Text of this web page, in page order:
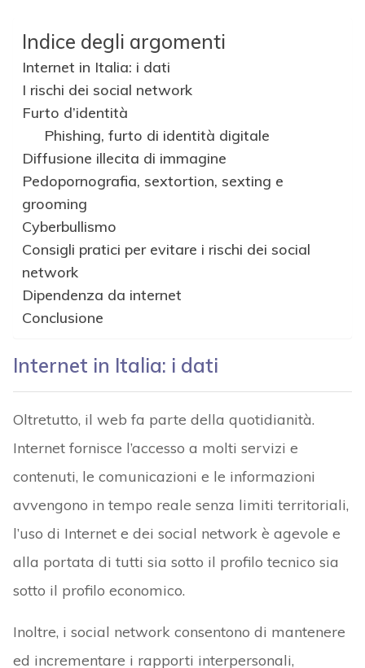
Indice degli argomenti
Internet in Italia: i dati
I rischi dei social network
Furto d’identità
Phishing, furto di identità digitale
Diffusione illecita di immagine
Pedopornografia, sextortion, sexting e
grooming
Cyberbullismo
Consigli pratici per evitare i rischi dei social
network
Dipendenza da internet
Conclusione
Internet in Italia: i dati
Oltretutto, il web fa parte della quotidianità.
Internet fornisce l’accesso a molti servizi e
contenuti, le comunicazioni e le informazioni
avvengono in tempo reale senza limiti territoriali,
l’uso di Internet e dei social network è agevole e
alla portata di tutti sia sotto il profilo tecnico sia
sotto il profilo economico.
Inoltre, i social network consentono di mantenere
ed incrementare i rapporti interpersonali,